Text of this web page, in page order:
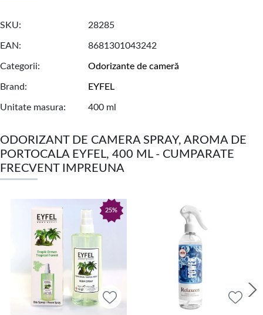
SKU 28285
EAN 8681301043242
Categorii Odorizante de cameră
Brand EYFEL
Unitate masura 400 ml
ODORIZANT DE CAMERA SPRAY, AROMA DE
PORTOCALA EYFEL, 400 ML - CUMPARATE
FRECVENT IMPREUNA
25%